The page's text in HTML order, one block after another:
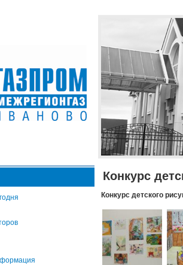
Конкурс
Конкурс детского